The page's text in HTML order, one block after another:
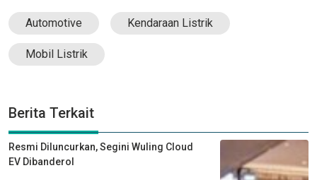
Automotive Kendaraan Listrik
Mobil Listrik
Berita Terkait
Resmi Diluncurkan, Segini Wuling Cloud
EV Dibanderol